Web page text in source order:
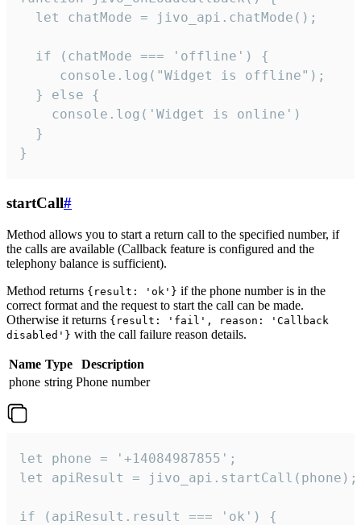
  let chatMode = jivo_api.chatMode();
  if (chatMode === 'offline') {
     console.log("Widget is offline");
  } else {
    console.log('Widget is online')
  }
}
startCall#
Method allows you to start a return call to the specified number, if
the calls are available (Callback feature is configured and the
telephony balance is sufficient).
Method returns {result: 'ok'} if the phone number is in the
correct format and the request to start the call can be made.
Otherwise it returns {result: 'fail', reason: 'Callback
disabled'} with the call failure reason details.
Name Type
Description
phone string Phone number
let phone = '+14084987855';
let apiResult = jivo_api.startCall(phone);
if (apiResult.result === 'ok') {